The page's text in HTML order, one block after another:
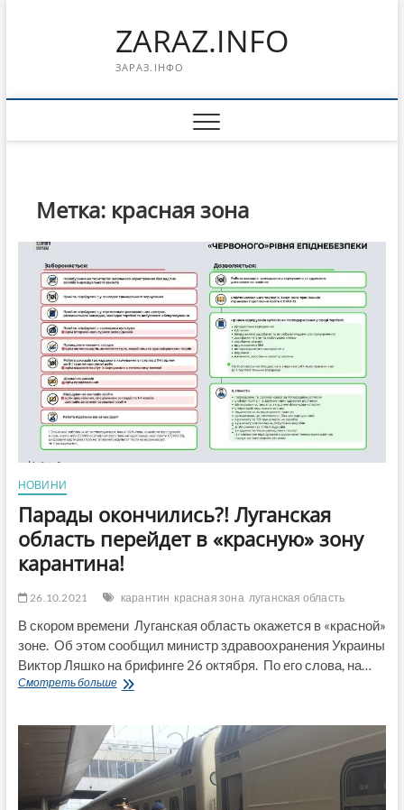
ZARAZ.INFO
ЗАРАЗ.ІНФО
Метка: красная зона
НОВИНИ
Парады окончились?! Луганская
область перейдет в «красную» зону
карантина!
26.10.2021 карантин красная зона луганская область
В скором времени Луганская область окажется в «красной»
зоне. Об этом сообщил министр здравоохранения Украины
Виктор Ляшко на брифинге 26 октября. По его слова, на…
Смотреть большеПарады
область
перейдет
в
«красную»
зону